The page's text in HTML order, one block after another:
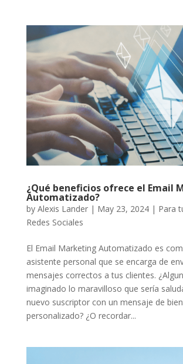
¿Qué beneficios ofrece el Email
Automatizado?
by Alexis Lander| May 23, 2024| Para
Redes Sociales
El Email Marketing Automatizado es
asistente personal que se encarga de
mensajes correctos a tus clientes.
imaginado lo maravilloso que sería
nuevo suscriptor con un mensaje de
personalizado? ¿O recordar...